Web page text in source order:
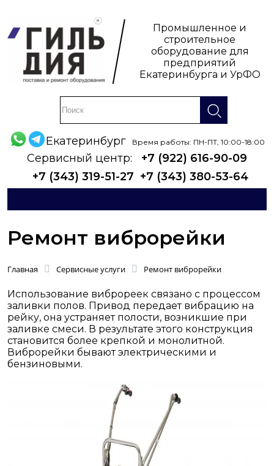
Промышленное и
строительное
оборудование для
предприятий
Екатеринбурга и УрФО
Екатеринбург Время работы: ПН-ПТ, 10:00-18:00
Сервисный центр:
+7 (922) 616-90-09
+7 (343) 319-51-27 +7 (343) 380-53-64
Ремонт виброрейки
Главная Сервисные услуги Ремонт виброрейки
Использование виброреек связано с процессом
заливки полов. Привод передает вибрацию на
рейку, она устраняет полости, возникшие при
заливке смеси. В результате этого конструкция
становится более крепкой и монолитной.
Виброрейки бывают электрическими и
бензиновыми.